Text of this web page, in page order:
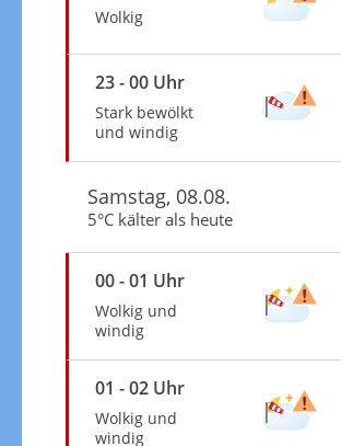
Wolkig
23 - 00 Uhr
Stark bewölkt
und windig
Samstag, 08.08.
5°C kälter als heute
00 - 01 Uhr
Wolkig und
windig
01 - 02 Uhr
Wolkig und
windig